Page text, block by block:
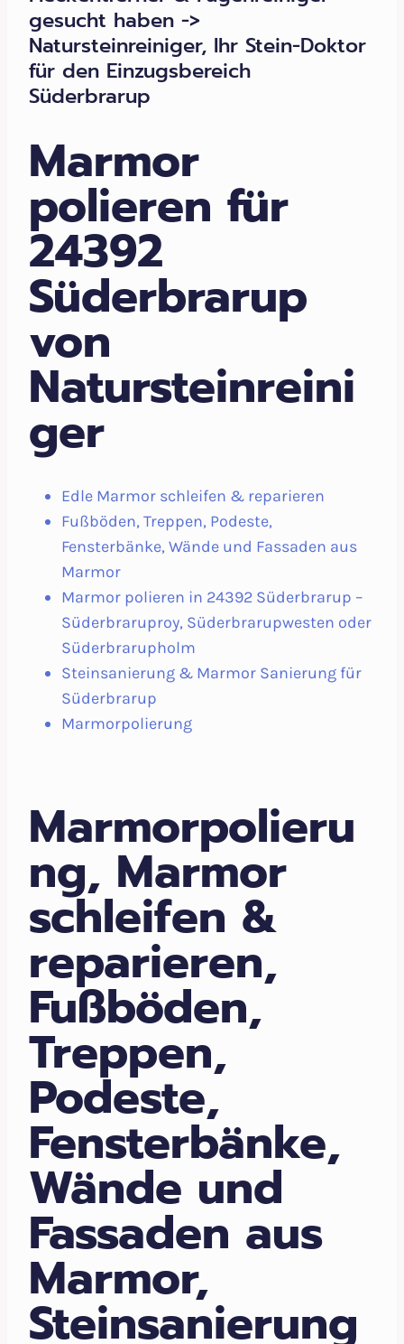
gesucht haben ->
Natursteinreiniger, Ihr Stein-Doktor
für den Einzugsbereich
Süderbrarup
Marmor
polieren für
24392
Süderbrarup
von
Natursteinreini
ger
Edle Marmor schleifen & reparieren
Fußböden, Treppen, Podeste,
Fensterbänke, Wände und Fassaden aus
Marmor
Marmor polieren in 24392 Süderbrarup –
Süderbraruproy, Süderbrarupwesten oder
Süderbrarupholm
Steinsanierung & Marmor Sanierung für
Süderbrarup
Marmorpolierung
Marmorpolieru
ng, Marmor
schleifen &
reparieren,
Fußböden,
Treppen,
Podeste,
Fensterbänke,
Wände und
Fassaden aus
Marmor,
Steinsanierung